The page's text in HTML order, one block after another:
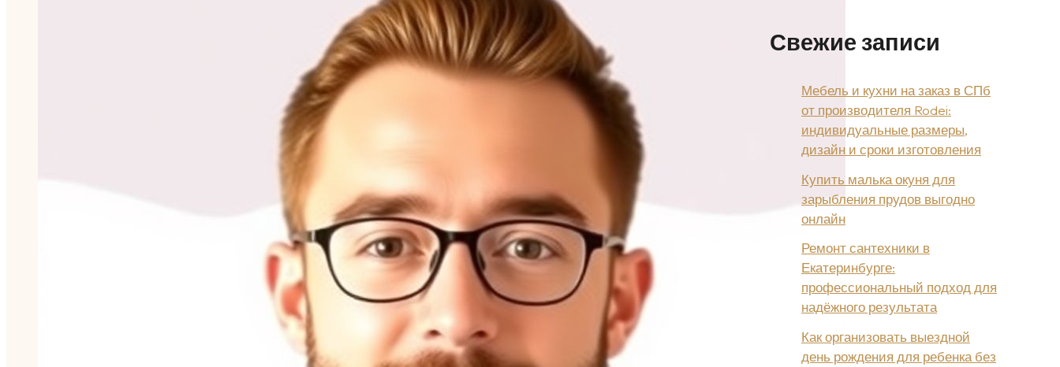
Свежие записи
Мебель и кухни на заказ в СПб
от производителя Rodei:
индивидуальные размеры,
дизайн и сроки изготовления
Купить малька окуня для
зарыбления прудов выгодно
онлайн
Ремонт сантехники в
Екатеринбурге:
профессиональный подход для
надёжного результата
Как организовать выездной
день рождения для ребенка без